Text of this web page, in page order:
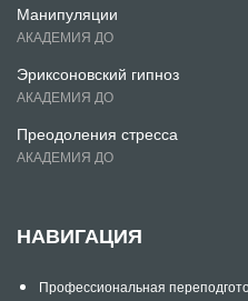
Манипуляции
АКАДЕМИЯ ДО
Эриксоновский гипноз
АКАДЕМИЯ ДО
Преодоления стресса
АКАДЕМИЯ ДО
НАВИГАЦИЯ
Профессиональная